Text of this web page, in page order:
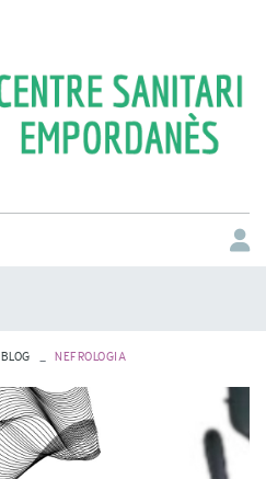
BLOG NEFROLOGIA